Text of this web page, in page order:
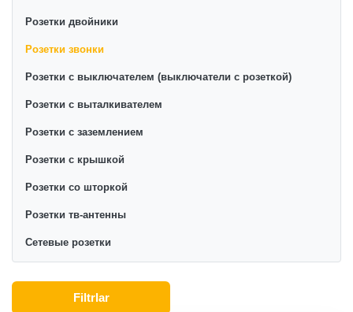
Розетки двойники
Розетки звонки
Розетки с выключателем (выключатели с розеткой)
Розетки с выталкивателем
Розетки с заземлением
Розетки с крышкой
Розетки со шторкой
Розетки тв-антенны
Сетевые розетки
Filtrlar